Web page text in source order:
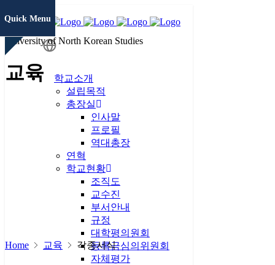
Quick Menu
학생정보
시스템
증명서발급
통일미래 최
고위과정
KCI논문
학교소개
설립목적
총장실
인사말
프로필
역대총장
연혁
학교현황
조직도
교수진
부서안내
규정
대학평의원회
등록금심의위원회
자체평가
University of North Korean Studies
교육
Home 교육 각종서식